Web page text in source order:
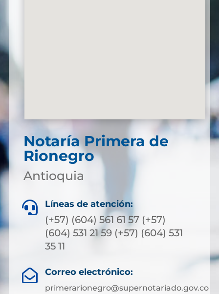
Notaría Primera de
Rionegro
Antioquia
 Líneas de atención:
(+57) (604) 561 61 57 (+57)
(604) 531 21 59 (+57) (604) 531
35 11
 Correo electrónico:
primerarionegro@supernotariado.gov.co